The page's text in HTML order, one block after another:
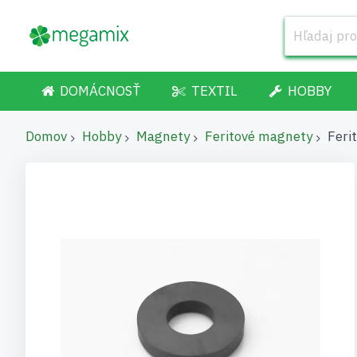
DOMÁCNOSŤ TEXTIL HOBBY
Domov Hobby Magnety Feritové magnety